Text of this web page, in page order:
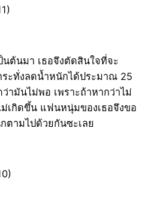
ต้นมา เธอจึงตัดสินใจที่จะ
ระทั่งลดน้ำหนักได้ประมาณ 25
ามันไม่พอ เพราะถ้าหากว่าไม่
เกิดขึ้น แฟนหนุ่มของเธอจึงขอ
ตามไปด้วยกันซะเลย